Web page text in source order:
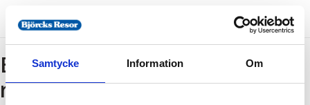
Samtycke Information Om
Bokning - Tillbaka till
resebeskrivningen